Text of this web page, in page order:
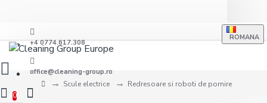
+4 0774.617.308
office@cleaning-group.ro
ROMANA
0
Scule electrice Redresoare si roboti de pornire